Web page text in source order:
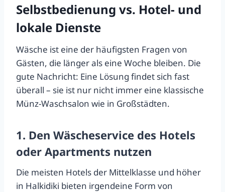
Selbstbedienung vs. Hotel- und
lokale Dienste
Wäsche ist eine der häufigsten Fragen von
Gästen, die länger als eine Woche bleiben. Die
gute Nachricht: Eine Lösung findet sich fast
überall – sie ist nur nicht immer eine klassische
Münz-Waschsalon wie in Großstädten.
1. Den Wäscheservice des Hotels
oder Apartments nutzen
Die meisten Hotels der Mittelklasse und höher
in Halkidiki bieten irgendeine Form von